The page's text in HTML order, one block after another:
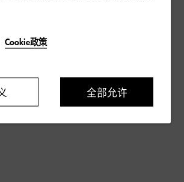
Cookie政策
全部允许